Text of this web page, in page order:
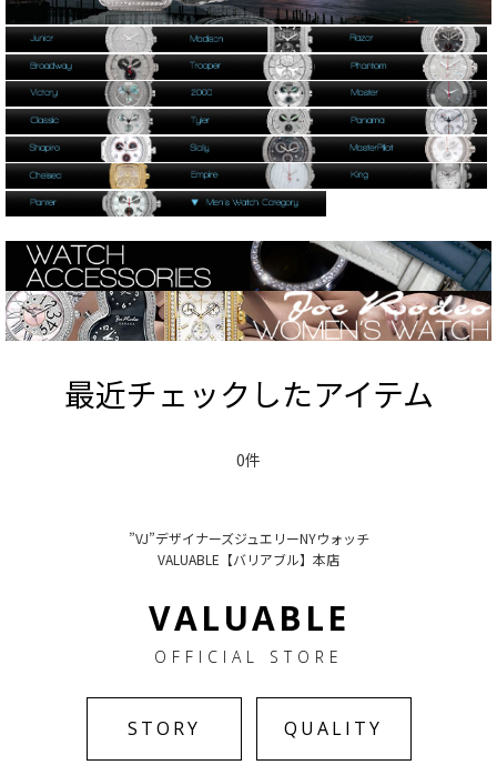
最近チェックしたアイテム
0件
”VJ”デザイナーズジュエリーNYウォッチ
VALUABLE【バリアブル】本店
VALUABLE
OFFICIAL STORE
STORY QUALITY